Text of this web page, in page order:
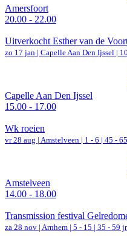
Amersfoort
20.00 - 22.00
Uitverkocht Esther van de
zo 17 jan | Capelle Aan Den Ijssel |
Capelle Aan Den Ijssel
15.00 - 17.00
Wk roeien
vr 28 aug | Amstelveen | 1 - 6 | 45 -
Amstelveen
14.00 - 18.00
Transmission festival
za 28 nov | Arnhem | 5 - 15 | 35 - 59